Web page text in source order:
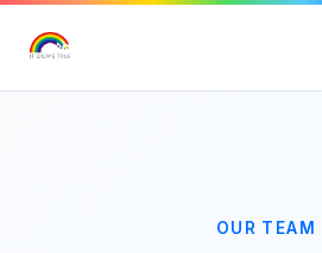
OUR TEAM